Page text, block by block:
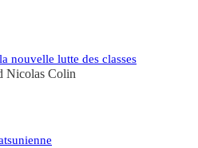
nouvelle lutte des classes
Nicolas Colin